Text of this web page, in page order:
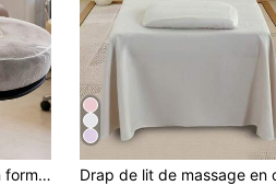
Taies d'oreiller jetables en forme de U, taies d'oreiller jetables de beauté pour le chevet, taies d'oreiller de voyage en forme de U en tissu non tissé élastique, housses de massage en tissu non tissé super doux pour le visage, housses de repose-tête pour table de massage et fauteuil de massage, housses universelles pour le repos facial dans les salons de beauté et les spas.